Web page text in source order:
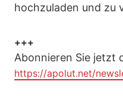
hochzuladen und zu
+++
Abonnieren Sie jetzt
https://apolut.net/